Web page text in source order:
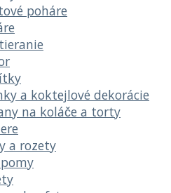
poháre
a koktejlové dekorácie
na koláče a torty
a rozety